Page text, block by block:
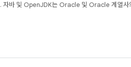
자바 및 OpenJDK는 Oracle 및 Oracle 계열사